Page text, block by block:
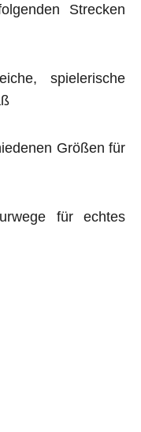
Strecken
spielerische
Größen für
für echtes